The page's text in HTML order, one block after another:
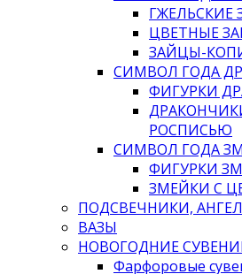
ГЖЕЛЬСКИЕ
ЦВЕТНЫЕ
ЗАЙЦЫ-
СИМВОЛ ГОДА
ФИГУРКИ
РОСПИСЬЮ
СИМВОЛ ГОДА
ФИГУРКИ
ЗМЕЙКИ С
ПОДСВЕЧНИКИ,
ВАЗЫ
НОВОГОДНИЕ
Фарфоровые